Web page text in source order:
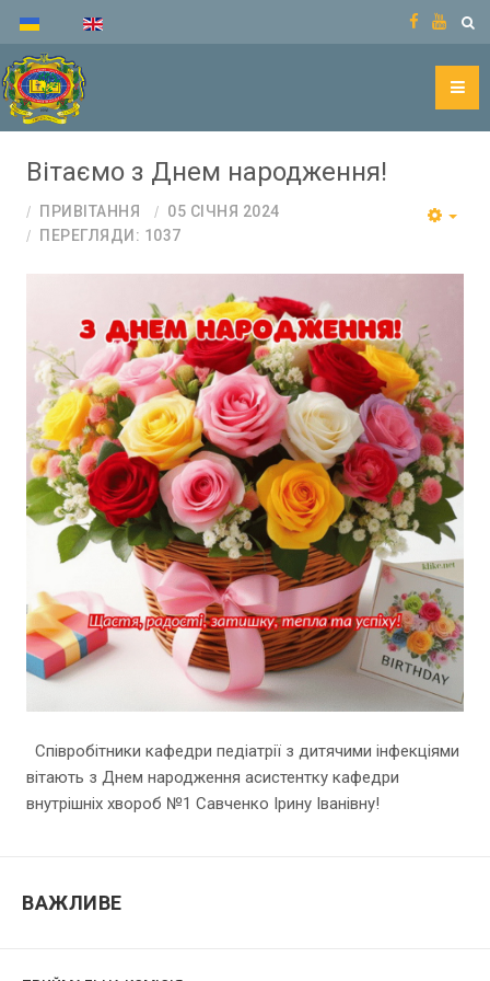
Вітаємо з Днем народження!
ПРИВІТАННЯ
05 СІЧНЯ 2024
ПЕРЕГЛЯДИ: 1037
Співробітники кафедри педіатрії з дитячими інфекціями
вітають з Днем народження асистентку кафедри
внутрішніх хвороб №1 Савченко Ірину Іванівну!
ВАЖЛИВЕ